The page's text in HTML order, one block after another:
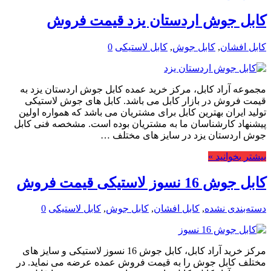
کابل جوش اردستان یزد قیمت فروش
کابل افشان, کابل جوش, کابل لاستیکی 0
مجموعه آراد کابل، مرکز خرید عمده کابل جوش اردستان یزد به
قیمت فروش در بازار کابل می باشد. کابل های جوش لاستیکی
تولید ایران بهترین کابل برای مشتریان می باشد که همواره اولین
پیشنهاد کارشناسان ما به مشتریان بوده است. مشخصه فنی کابل
جوش اردستان یزد در سایز های مختلف …
بیشتر بخوانید »
کابل جوش 16 نسوز لاستیکی قیمت فروش
دسته‌بندی نشده, کابل افشان, کابل جوش, کابل لاستیکی 0
مرکز خرید آراد کابل، کابل جوش 16 نسوز لاستیکی و سایز های
مختلف کابل جوش را به قیمت فروش عمده عرضه می نماید. در